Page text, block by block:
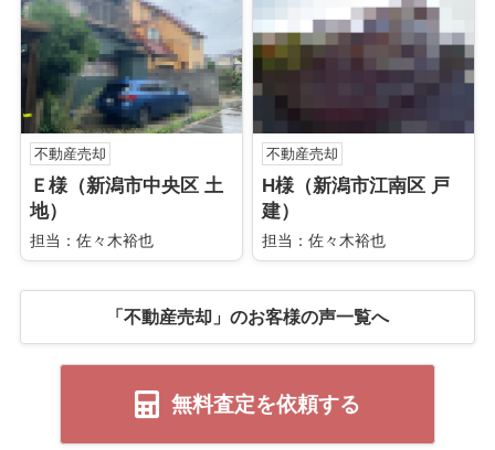
不動産売却
Ｅ様（新潟市中央区 土
地）
担当：佐々木裕也
不動産売却
H様（新潟市江南区 戸
建）
担当：佐々木裕也
「不動産売却」のお客様の声一覧へ
無料査定を依頼する